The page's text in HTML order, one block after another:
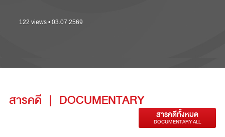
122 views • 03.07.2569
สารคดี | DOCUMENTARY
สารคดีทั้งหมด
DOCUMENTARY ALL